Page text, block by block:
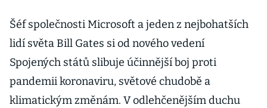
Šéf společnosti Microsoft a jeden z nejbohatších
lidí světa Bill Gates si od nového vedení
Spojených států slibuje účinnější boj proti
pandemii koronaviru, světové chudobě a
klimatickým změnám. V odlehčenějším duchu